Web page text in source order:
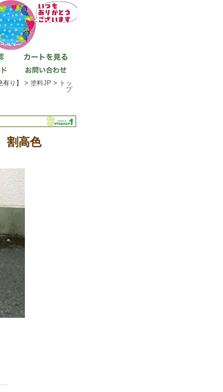
り】 > 塗料JP > トッ
プ
割高色